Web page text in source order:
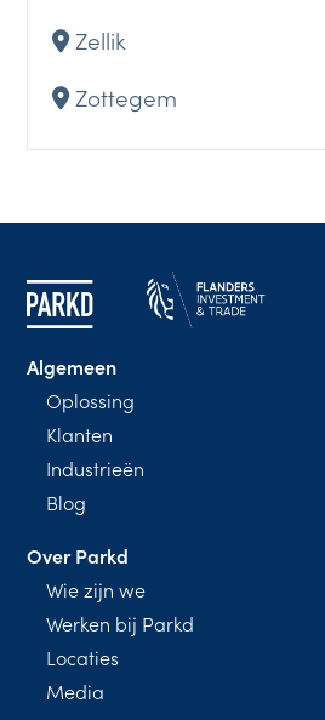
Zellik
Zottegem
Algemeen
Oplossing
Klanten
Industrieën
Blog
Over Parkd
Wie zijn we
Werken bij Parkd
Locaties
Media